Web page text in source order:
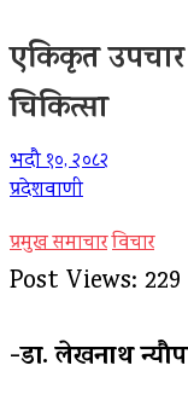
प्रमुख समाचारविचार
एकिकृत उपचार
चिकित्सा
भदौ १०, २०८२
प्रदेशवाणी
Post Views: 229
-डा. लेखनाथ